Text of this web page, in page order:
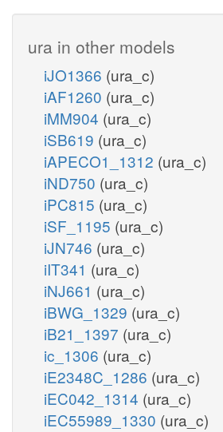
ura in other models
iJO1366 (ura_c)
iAF1260 (ura_c)
iMM904 (ura_c)
iSB619 (ura_c)
iAPECO1_1312 (ura_c)
iND750 (ura_c)
iPC815 (ura_c)
iSF_1195 (ura_c)
iJN746 (ura_c)
iIT341 (ura_c)
iNJ661 (ura_c)
iBWG_1329 (ura_c)
iB21_1397 (ura_c)
ic_1306 (ura_c)
iE2348C_1286 (ura_c)
iEC042_1314 (ura_c)
iEC55989_1330 (ura_c)